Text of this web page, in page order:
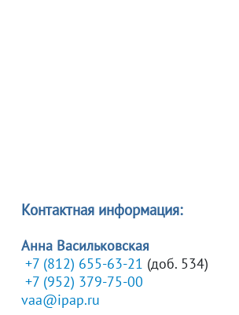
Контактная информация:
Анна Васильковская
+7 (812) 655-63-21 (доб. 534)
+7 (952) 379-75-00
vaa@ipap.ru